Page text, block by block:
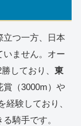
立つ一方、日本
いません。オー
しており、 東
賞（3000m）や
験しており、
騎手です。